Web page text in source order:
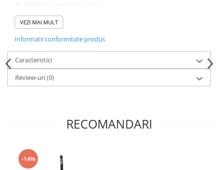
Pernă groasă, confortabilă, cu model floral
Potrivit pentru terasă, balcon sau grădină
Alege un mix perfect între confort și eleganță pentru spațiul tău
exterior!
VEZI MAI MULT
Informatii conformitate produs
Caracteristici
Review-uri(0)
RECOMANDARI
-14%